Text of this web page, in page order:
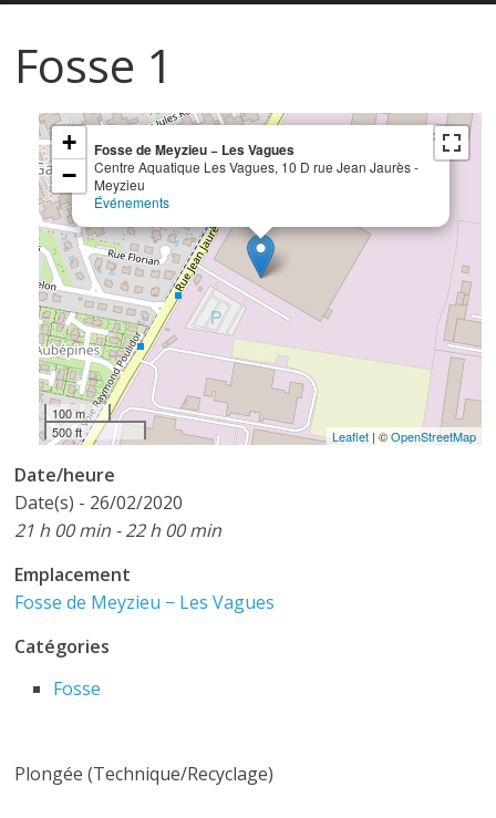
Fosse 1
Fosse de Meyzieu − Les Vagues
Centre Aquatique Les Vagues, 10 D rue Jean Jaurès -
Meyzieu
Événements
×
+
−
100 m
500 ft
Leaflet| ©OpenStreetMap
Date/heure
Date(s) - 26/02/2020
21 h 00 min - 22 h 00 min
Emplacement
Fosse de Meyzieu − Les Vagues
Catégories
Fosse
Plongée (Technique/Recyclage)